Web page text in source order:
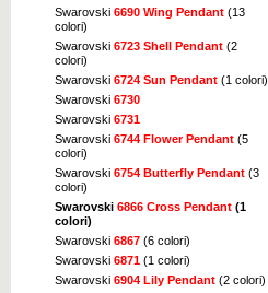
Swarovski 6690 Wing Pendant (13
colori)
Swarovski 6723 Shell Pendant (2
colori)
Swarovski 6724 Sun Pendant (1 colori)
Swarovski 6730
Swarovski 6731
Swarovski 6744 Flower Pendant (5
colori)
Swarovski 6754 Butterfly Pendant (3
colori)
Swarovski 6866 Cross Pendant (1
colori)
Swarovski 6867 (6 colori)
Swarovski 6871 (1 colori)
Swarovski 6904 Lily Pendant (2 colori)